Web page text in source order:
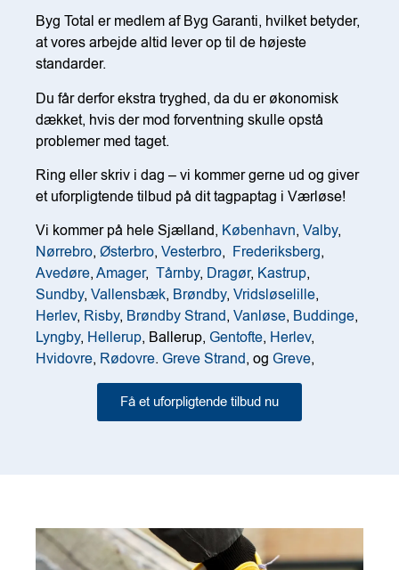
Byg Total er medlem af Byg Garanti, hvilket betyder,
at vores arbejde altid lever op til de højeste
standarder.
Du får derfor ekstra tryghed, da du er økonomisk
dækket, hvis der mod forventning skulle opstå
problemer med taget.
Ring eller skriv i dag – vi kommer gerne ud og giver
et uforpligtende tilbud på dit tagpaptag i Værløse!
Vi kommer på hele Sjælland, København, Valby,
Nørrebro, Østerbro, Vesterbro, Frederiksberg,
Avedøre,Amager, Tårnby, Dragør, Kastrup,
Sundby, Vallensbæk, Brøndby, Vridsløselille,
Herlev, Risby, Brøndby Strand, Vanløse, Buddinge,
Lyngby, Hellerup, Ballerup, Gentofte, Herlev,
Hvidovre, Rødovre. Greve Strand, og Greve,
Få et uforpligtende tilbud nu